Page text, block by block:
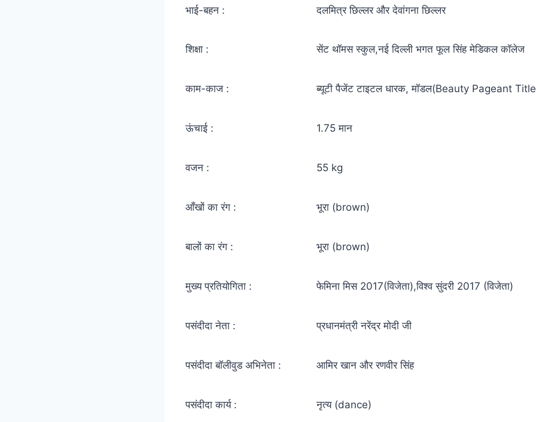
भाई-बहन : दलमित्र छिल्लर और देवांगना छिल्लर
शिक्षा : सेंट थॉमस स्कुल,नई दिल्ली भगत फूल सिंह मेडिकल कॉलेज
काम-काज : ब्यूटी पैजेंट टाइटल धारक, मॉडल(Beauty Pageant
ऊंचाई : 1.75 मान
वजन : 55 kg
आँखों का रंग : भूरा (brown)
बालों का रंग : भूरा (brown)
मुख्य प्रतियोगिता : फेमिना मिस 2017(विजेता),विश्व सुंदरी 2017 (विजेता)
पसंदीदा नेता : प्रधानमंत्री नरेंद्र मोदी जी
पसंदीदा बॉलीवुड अभिनेता : आमिर खान और रणवीर सिंह
पसंदीदा कार्य : नृत्य (dance)